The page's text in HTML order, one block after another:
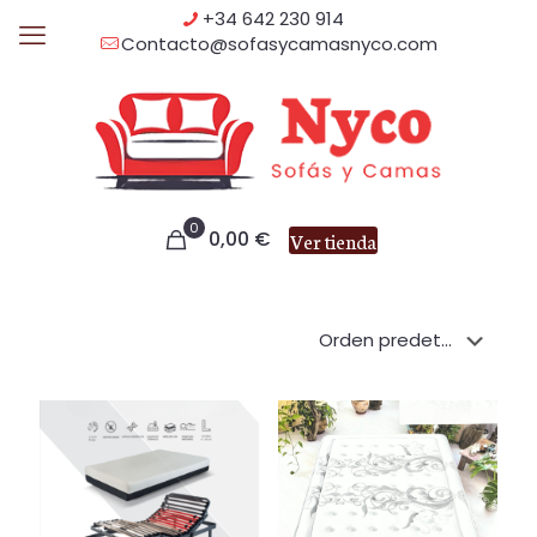
+34 642 230 914
Contacto@sofasycamasnyco.com
0 0,00 € Ver tienda